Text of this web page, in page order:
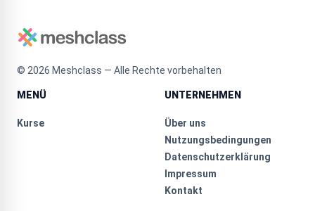
© 2026 Meshclass — Alle Rechte vorbehalten
MENÜ
Kurse
UNTERNEHMEN
Über uns
Nutzungsbedingungen
Datenschutzerklärung
Impressum
Kontakt